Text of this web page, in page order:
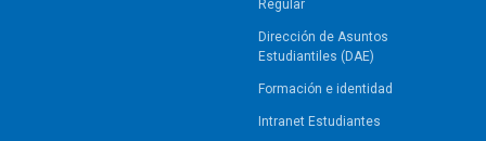
Regular
Dirección de Asuntos
Estudiantiles (DAE)
Formación e identidad
Intranet Estudiantes